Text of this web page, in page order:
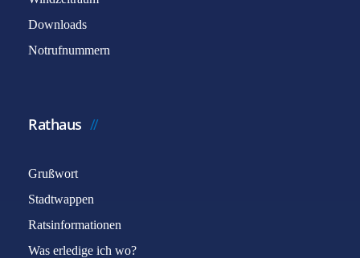
Downloads
Notrufnummern
Rathaus
Grußwort
Stadtwappen
Ratsinformationen
Was erledige ich wo?